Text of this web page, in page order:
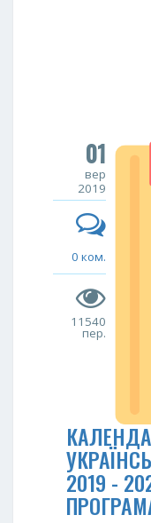
01
вер
2019
0 ком.
11540
пер.
2019 -